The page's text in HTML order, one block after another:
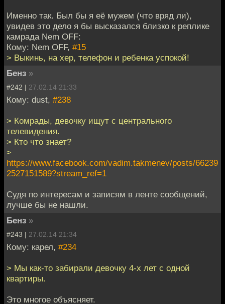
Именно так. Был бы я её мужем (что вряд ли),
увидев это дело я бы высказался близко к реплике
камрада Nem OFF:
Кому: Nem OFF, #15
> Выкинь, на хер, телефон и ребенка успокой!
Бенз »
#242 | 27.02.14 21:33
Кому: dust, #238
> Комрады, девочку ищут с центрального
телевидения.
> Кто что знает?
>
https://www.facebook.com/vadim.takmenev/posts/66239
2527151589?stream_ref=1
Судя по интересам и записям в ленте сообщений,
лучше бы не нашли.
Бенз »
#243 | 27.02.14 21:34
Кому: карел, #234
> Мы как-то забирали девочку 4-х лет с одной
квартиры.
Это многое объясняет.